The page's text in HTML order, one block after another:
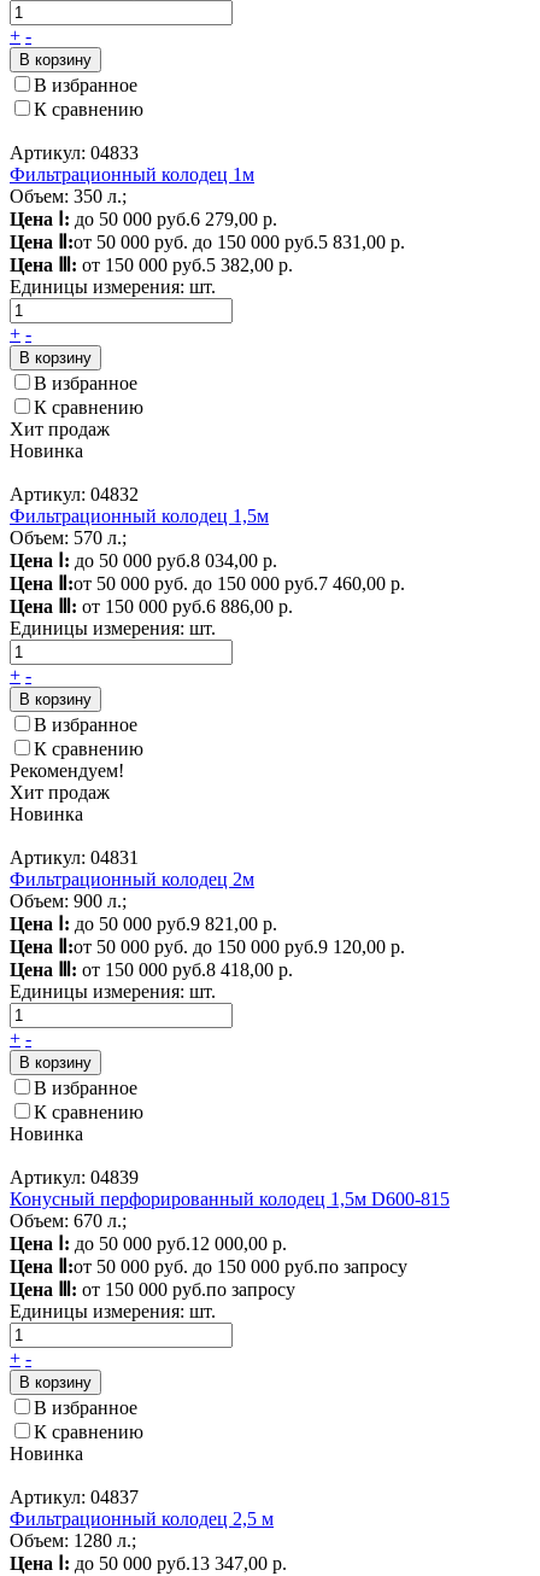
+ -
В корзину
В избранное
К сравнению
Артикул: 04833
Фильтрационный колодец 1м
Объем: 350 л.;
Цена Ⅰ: до 50 000 руб.6 279,00 р.
Цена Ⅱ:от 50 000 руб. до 150 000 руб.5 831,00 р.
Цена Ⅲ: от 150 000 руб.5 382,00 р.
Единицы измерения: шт.
+ -
В корзину
В избранное
К сравнению
Хит продаж
Новинка
Артикул: 04832
Фильтрационный колодец 1,5м
Объем: 570 л.;
Цена Ⅰ: до 50 000 руб.8 034,00 р.
Цена Ⅱ:от 50 000 руб. до 150 000 руб.7 460,00 р.
Цена Ⅲ: от 150 000 руб.6 886,00 р.
Единицы измерения: шт.
+ -
В корзину
В избранное
К сравнению
Рекомендуем!
Хит продаж
Новинка
Артикул: 04831
Фильтрационный колодец 2м
Объем: 900 л.;
Цена Ⅰ: до 50 000 руб.9 821,00 р.
Цена Ⅱ:от 50 000 руб. до 150 000 руб.9 120,00 р.
Цена Ⅲ: от 150 000 руб.8 418,00 р.
Единицы измерения: шт.
+ -
В корзину
В избранное
К сравнению
Новинка
Артикул: 04839
Конусный перфорированный колодец 1,5м D600-815
Объем: 670 л.;
Цена Ⅰ: до 50 000 руб.12 000,00 р.
Цена Ⅱ:от 50 000 руб. до 150 000 руб.по запросу
Цена Ⅲ: от 150 000 руб.по запросу
Единицы измерения: шт.
+ -
В корзину
В избранное
К сравнению
Новинка
Артикул: 04837
Фильтрационный колодец 2,5 м
Объем: 1280 л.;
Цена Ⅰ: до 50 000 руб.13 347,00 р.